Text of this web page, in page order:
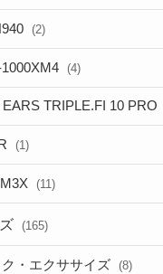
(2)
(4)
EARS TRIPLE.FI 10 PRO
(1)
(11)
(165)
・エクササイズ (8)